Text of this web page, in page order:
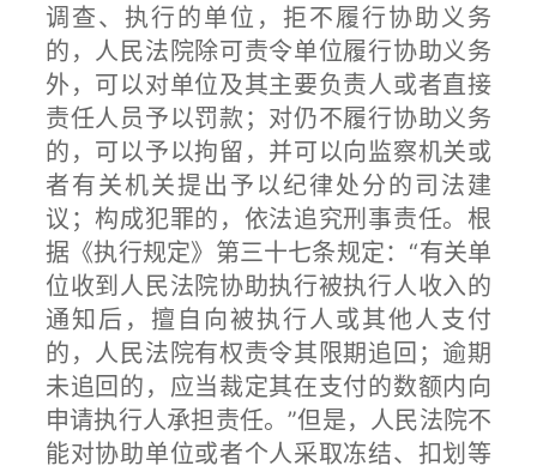
调查、执行的单位，拒不履行协助义务
的，人民法院除可责令单位履行协助义务
外，可以对单位及其主要负责人或者直接
责任人员予以罚款；对仍不履行协助义务
的，可以予以拘留，并可以向监察机关或
者有关机关提出予以纪律处分的司法建
议；构成犯罪的，依法追究刑事责任。根
据《执行规定》第三十七条规定：“有关单
位收到人民法院协助执行被执行人收入的
通知后，擅自向被执行人或其他人支付
的，人民法院有权责令其限期追回；逾期
未追回的，应当裁定其在支付的数额内向
申请执行人承担责任。”但是，人民法院不
能对协助单位或者个人采取冻结、扣划等